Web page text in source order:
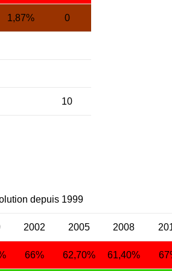
1,87% 0
10
depuis 1999
2002 2005 2008
66% 62,70% 61,40%